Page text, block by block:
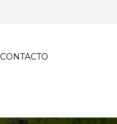
CONTACTO